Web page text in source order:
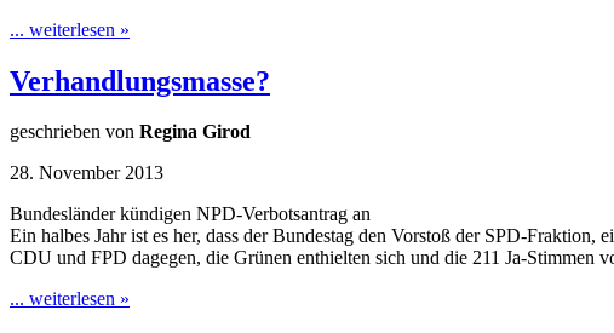
... weiterlesen »
Verhandlungsmasse?
geschrieben von Regina Girod
28. November 2013
Bundesländer kündigen NPD-Verbotsantrag an
Ein halbes Jahr ist es her, dass der Bundestag den Vorstoß der SPD-
CDU und FPD dagegen, die Grünen enthielten sich und die 211 Ja-
... weiterlesen »